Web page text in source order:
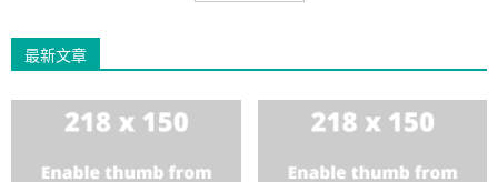
最新文章